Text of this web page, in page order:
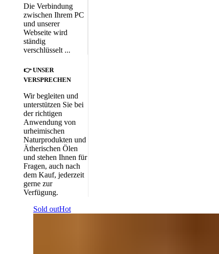
Die Verbindung
zwischen Ihrem PC
und unserer
Webseite wird
ständig
verschlüsselt ...
👉 UNSER
VERSPRECHEN
Wir begleiten und
unterstützen Sie bei
der richtigen
Anwendung von
urheimischen
Naturprodukten und
Ätherischen Ölen
und stehen Ihnen für
Fragen, auch nach
dem Kauf, jederzeit
gerne zur
Verfügung.
Sold outHot